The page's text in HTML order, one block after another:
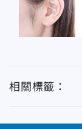
相關標籤：